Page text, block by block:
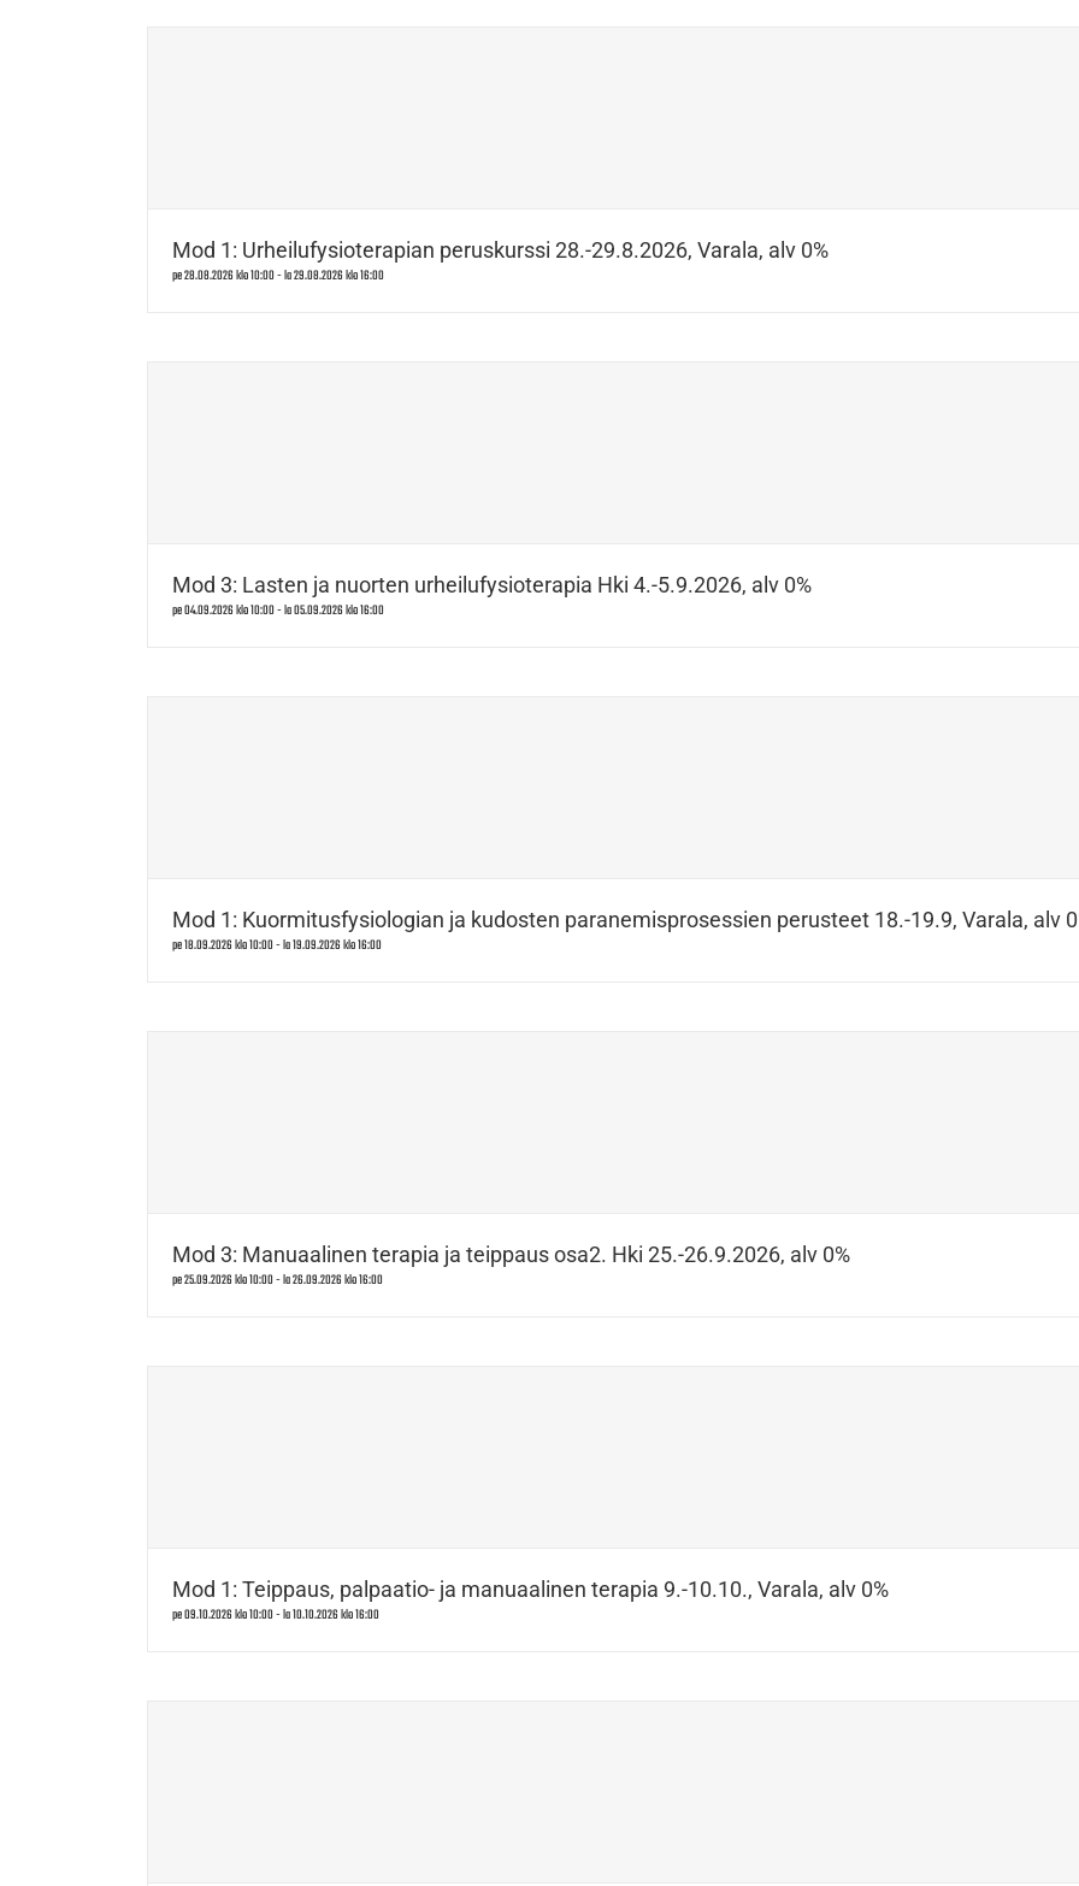
Mod 1: Urheilufysioterapian peruskurssi 28.-29.8.2026, Varala, alv 0%
pe 28.08.2026 klo 10:00-la 29.08.2026 klo 16:00
Mod 3: Lasten ja nuorten urheilufysioterapia Hki 4.-5.9.2026, alv 0%
pe 04.09.2026 klo 10:00-la 05.09.2026 klo 16:00
Mod 1: Kuormitusfysiologian ja kudosten paranemisprosessien perusteet 18.-19.9, Varala, alv
pe 18.09.2026 klo 10:00-la 19.09.2026 klo 16:00
Mod 3: Manuaalinen terapia ja teippaus osa2. Hki 25.-26.9.2026, alv 0%
pe 25.09.2026 klo 10:00-la 26.09.2026 klo 16:00
Mod 1: Teippaus, palpaatio- ja manuaalinen terapia 9.-10.10., Varala, alv 0%
pe 09.10.2026 klo 10:00-la 10.10.2026 klo 16:00